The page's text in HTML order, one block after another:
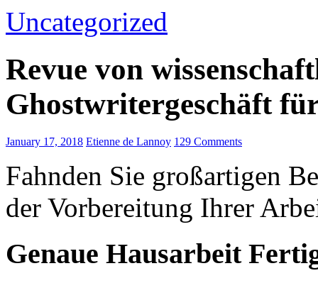
Uncategorized
Revue von
Ghostwritergeschäft
January 17, 2018 Etienne de Lannoy 129 Comments
Fahnden Sie großartigen
der Vorbereitung Ihrer
Genaue Hausarbeit